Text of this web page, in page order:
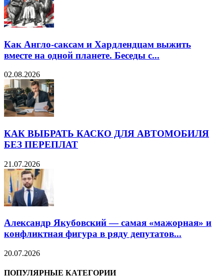
Как Англо-саксам и Хардлендцам выжить
вместе на одной планете. Беседы с...
02.08.2026
КАК ВЫБРАТЬ КАСКО ДЛЯ АВТОМОБИЛЯ
БЕЗ ПЕРЕПЛАТ
21.07.2026
Александр Якубовский — самая «мажорная» и
конфликтная фигура в ряду депутатов...
20.07.2026
ПОПУЛЯРНЫЕ КАТЕГОРИИ